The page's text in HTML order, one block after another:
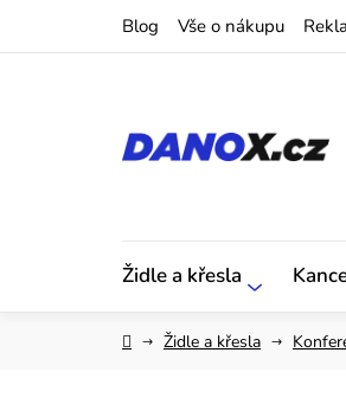
Blog Vše o nákupu
Židle a křesla
DomůŽidle a křesla